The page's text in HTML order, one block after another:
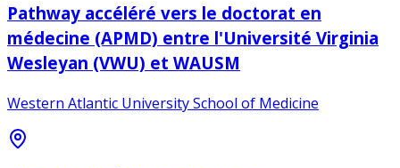
Pathway accéléré vers le doctorat en
médecine (APMD) entre l'Université Virginia
Wesleyan (VWU) et WAUSM
Western Atlantic University School of Medicine